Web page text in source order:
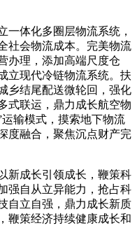
体化多圈层物流系统，
社会物流成本。完美物流
办理，添加高端尺度仓
立现代冷链物流系统。扶
乡结尾配送微轮回，强化
式联运，鼎力成长航空物
输模式，摸索地下物流
度融合，聚焦沉点财产完
成长引领成长，鞭策科
强自从立异能力，抢占科
自立自强，鼎力成长新质
鞭策经济持续健康成长和